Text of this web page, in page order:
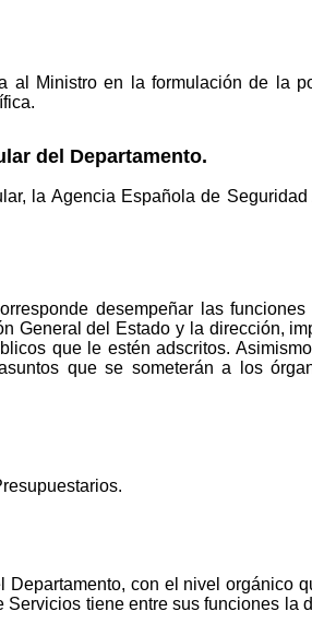
al Ministro en la formulación de la
del Departamento.
la Agencia Española de
desempeñar las funciones
General del Estado y la dirección,
que le estén adscritos.
que se someterán a los
con el nivel orgánico
tiene entre sus funciones la